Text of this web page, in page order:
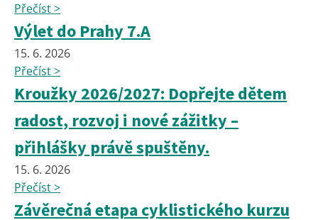
Přečíst >
Výlet do Prahy 7.A
15. 6. 2026
Přečíst >
Kroužky 2026/2027: Dopřejte dětem
radost, rozvoj i nové zážitky –
přihlášky právě spuštěny.
15. 6. 2026
Přečíst >
Závěrečná etapa cyklistického kurzu